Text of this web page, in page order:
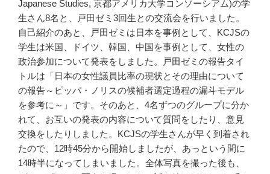
Japanese Studies, 京都アメリカ大学コンソーシアム)の学
生さん8名と、戸田ゼミ 3回生との交流会を行いました。
自己紹介のあと、戸田ゼミは日本を事例として、 KCJSの
学生は米国、ドイツ、韓国、中国を事例として、女性の
政治参加について発表をしました。
戸田ゼミの報告タイ
トルは「日本の女性議員比率の現状とその理由について
の報告～ピッパ・ノリスの候補者選定過程の漏斗モデル
を参考に～」です。 そのあと、 4名ずつのグループに分か
れて、 お互いの発表の内容について質問をしたり、意見
交換をしたりし ました。 KCJSの学生さんが早く到着され
たので、 12時45分から開始しましたが、あっという間に
14時半になってしまいました。全体写真を撮った後も、